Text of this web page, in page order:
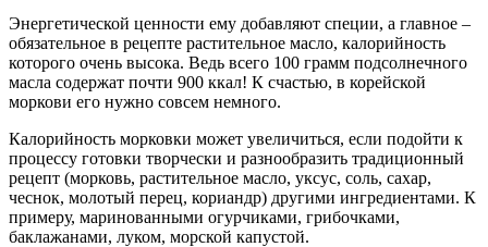
Энергетической ценности ему добавляют специи, а главное –
обязательное в рецепте растительное масло, калорийность
которого очень высока. Ведь всего 100 грамм подсолнечного
масла содержат почти 900 ккал! К счастью, в корейской
моркови его нужно совсем немного.
Калорийность морковки может увеличиться, если подойти к
процессу готовки творчески и разнообразить традиционный
рецепт (морковь, растительное масло, уксус, соль, сахар,
чеснок, молотый перец, кориандр) другими ингредиентами. К
примеру, маринованными огурчиками, грибочками,
баклажанами, луком, морской капустой.